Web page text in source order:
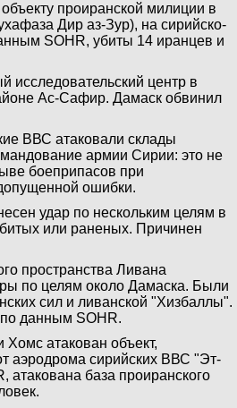
проиранской милиции в
Дир аз-Зур), на сирийско-
SOHR, убиты 14 иранцев и
исследовательский центр в
Ас-Сафир. Дамаск обвинил
ВВС атаковали склады
армии Сирии: это не
боеприпасов при
ошибки.
удар по нескольким целям в
или раненых. Причинен
пространства Ливана
по целям около Дамаска. Были
сил и ливанской "Хизбаллы".
данным SOHR.
Хомс атакован объект,
аэродрома сирийских ВВС "Эт-
база проиранского